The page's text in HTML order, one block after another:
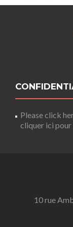
Please click
cliquer ici
10 rue